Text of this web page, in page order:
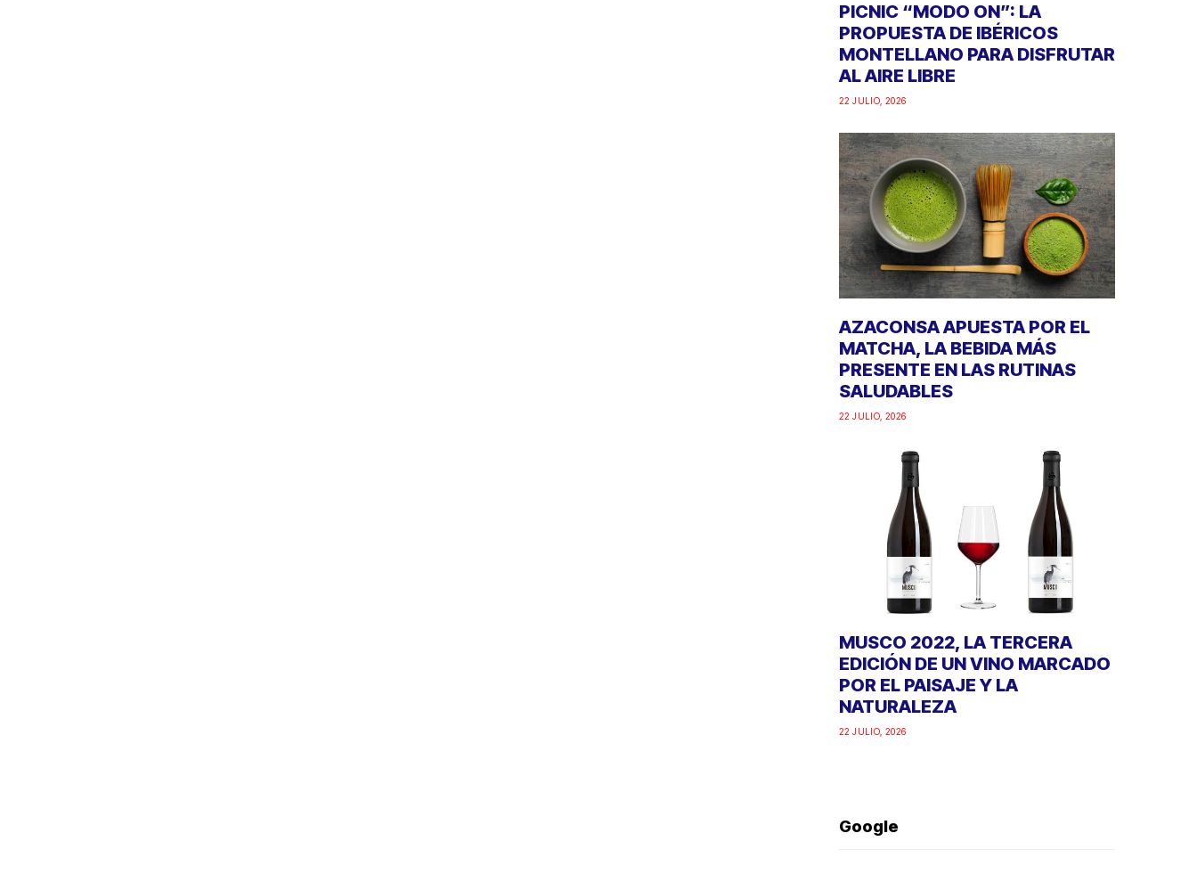
PICNIC “MODO ON”: LA
PROPUESTA DE IBÉRICOS
MONTELLANO PARA DISFRUTAR
AL AIRE LIBRE
22 JULIO, 2026
AZACONSA APUESTA POR EL
MATCHA, LA BEBIDA MÁS
PRESENTE EN LAS RUTINAS
SALUDABLES
22 JULIO, 2026
MUSCO 2022, LA TERCERA
EDICIÓN DE UN VINO MARCADO
POR EL PAISAJE Y LA
NATURALEZA
22 JULIO, 2026
Google